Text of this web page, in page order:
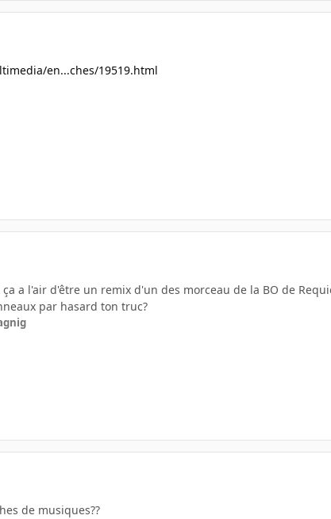
en...ches/19519.html
a l'air d'être un remix d'un des morceau de la BO de
par hasard ton truc?
de musiques??